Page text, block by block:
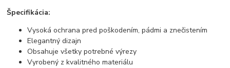
Špecifikácia:
Vysoká ochrana pred poškodením, pádmi a znečistením
Elegantný dizajn
Obsahuje všetky potrebné výrezy
Vyrobený z kvalitného materiálu